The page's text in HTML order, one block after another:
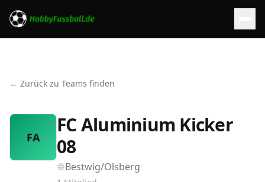
← Zurück zu Teams finden
FA
FC Aluminium Kicker
08
Bestwig/Olsberg